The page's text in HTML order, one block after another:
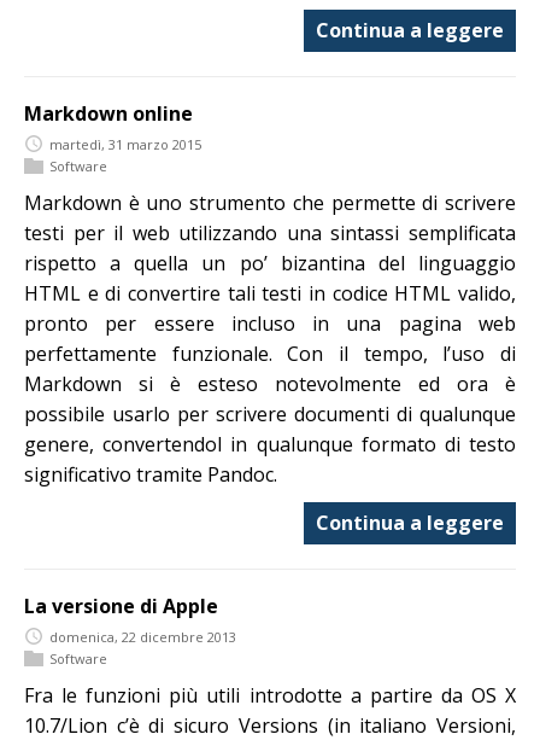
Continua a leggere
Markdown online
martedì, 31 marzo 2015
Software
Markdown è uno strumento che permette di scrivere
testi per il web utilizzando una sintassi semplificata
rispetto a quella un po’ bizantina del linguaggio
HTML e di convertire tali testi in codice HTML valido,
pronto per essere incluso in una pagina web
perfettamente funzionale. Con il tempo, l’uso di
Markdown si è esteso notevolmente ed ora è
possibile usarlo per scrivere documenti di qualunque
genere, convertendol in qualunque formato di testo
significativo tramite Pandoc.
Continua a leggere
La versione di Apple
domenica, 22 dicembre 2013
Software
Fra le funzioni più utili introdotte a partire da OS X
10.7/Lion c’è di sicuro Versions (in italiano Versioni,